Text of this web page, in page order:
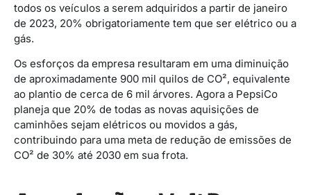
todos os veículos a serem adquiridos a partir de janeiro
de 2023, 20% obrigatoriamente tem que ser elétrico ou a
gás.
Os esforços da empresa resultaram em uma diminuição
de aproximadamente 900 mil quilos de CO², equivalente
ao plantio de cerca de 6 mil árvores. Agora a PepsiCo
planeja que 20% de todas as novas aquisições de
caminhões sejam elétricos ou movidos a gás,
contribuindo para uma meta de redução de emissões de
CO² de 30% até 2030 em sua frota.